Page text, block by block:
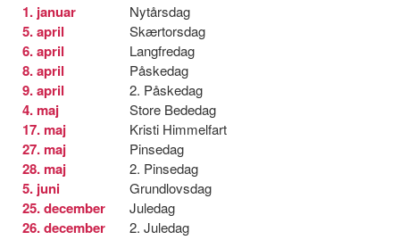
1. januar Nytårsdag
5. april Skærtorsdag
6. april Langfredag
8. april Påskedag
9. april 2. Påskedag
4. maj Store Bededag
17. maj Kristi Himmelfart
27. maj Pinsedag
28. maj 2. Pinsedag
5. juni Grundlovsdag
25. december Juledag
26. december
2. Juledag